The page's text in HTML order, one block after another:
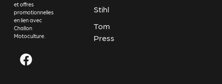
et offres
promotionnelles
en lien avec
Challon
Motoculture.
Stihl
Tom
Press